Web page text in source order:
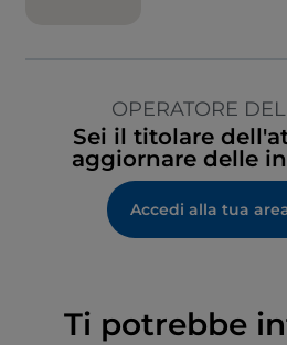
OPERATORE
Sei il titolare
aggiornare delle
Accedi alla tua
Ti potrebbe